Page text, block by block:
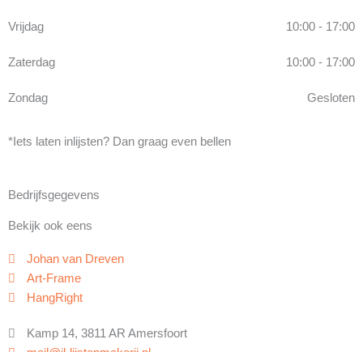
Vrijdag 10:00 - 17:00
Zaterdag 10:00 - 17:00
Zondag Gesloten
*Iets laten inlijsten? Dan graag even bellen
Bedrijfsgegevens
Bekijk ook eens
Johan van Dreven
Art-Frame
HangRight
Kamp 14, 3811 AR Amersfoort